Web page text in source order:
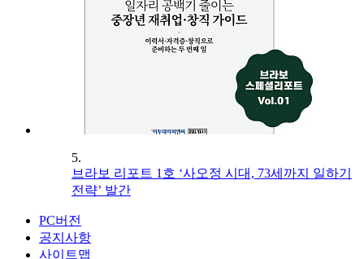
5.
브라보 리포트 1호 ‘사오정 시대, 73세까지 일하기
전략’ 발간
PC버전
공지사항
사이트맵